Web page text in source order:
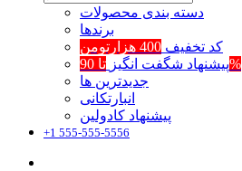
دسته بندی محصولات
برند‌ها
کد تخفیف 400 هزارتومن
پیشنهاد شگفت انگیزتا 90%
جدیدترین ها
انبارتکانی
پیشنهاد کادولین
+1 555-555-5556